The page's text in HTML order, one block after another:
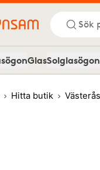
Sök
GlasSolglasögon
Hitta butik Västerås